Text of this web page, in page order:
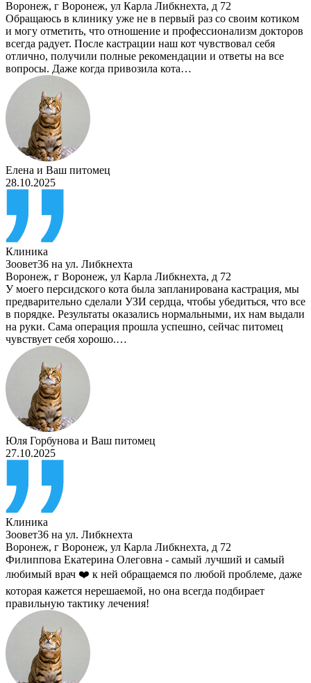
Воронеж, г Воронеж, ул Карла Либкнехта, д 72
Обращаюсь в клинику уже не в первый раз со своим котиком
и могу отметить, что отношение и профессионализм докторов
всегда радует. После кастрации наш кот чувствовал себя
отлично, получили полные рекомендации и ответы на все
вопросы. Даже когда привозила кота…
Елена и Ваш питомец
28.10.2025
Клиника
Зоовет36 на ул. Либкнехта
Воронеж, г Воронеж, ул Карла Либкнехта, д 72
У моего персидского кота была запланирована кастрация, мы
предварительно сделали УЗИ сердца, чтобы убедиться, что все
в порядке. Результаты оказались нормальными, их нам выдали
на руки. Сама операция прошла успешно, сейчас питомец
чувствует себя хорошо.…
Юля Горбунова и Ваш питомец
27.10.2025
Клиника
Зоовет36 на ул. Либкнехта
Воронеж, г Воронеж, ул Карла Либкнехта, д 72
Филиппова Екатерина Олеговна - самый лучший и самый
любимый врач ❤️ к ней обращаемся по любой проблеме, даже
которая кажется нерешаемой, но она всегда подбирает
правильную тактику лечения!